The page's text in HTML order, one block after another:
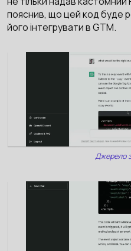
пояснив, що цей код буде
його інтегрувати в GTM.
Джерело